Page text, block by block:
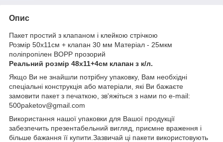
Опис
Пакет простий з клапаном і клейкою стрічкою
Розмір 50х11см + клапан 30 мм Матеріал - 25мкм
поліпропілен BOPP прозорий
Реальний розмір 48х11+4см клапан з к/л.
Якщо Ви не знайшли потрібну упаковку, Вам необхідні
спеціальні конструкція або матеріали, які Ви бажаєте
замовити пакет з печаткою, зв'яжіться з нами по e-mail:
500paketov@gmail.com
Використання нашої упаковки для Вашої продукції
забезпечить презентабельний вигляд, приємне враження і
більше бажання її купити.Зазвичай ці пакети використовують